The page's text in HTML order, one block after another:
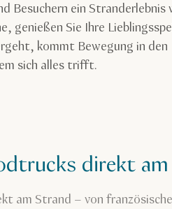
Besuchern ein Stranderlebnis
genießen Sie Ihre
kommt Bewegung in den
sich alles trifft.
direkt
am Strand – von